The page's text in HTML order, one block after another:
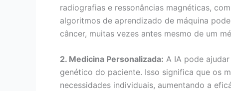
radiografias e ressonâncias magnéticas,
algoritmos de aprendizado de máquina
câncer, muitas vezes antes mesmo de um
2. Medicina Personalizada: A IA pode
genético do paciente. Isso significa que os
necessidades individuais, aumentando a